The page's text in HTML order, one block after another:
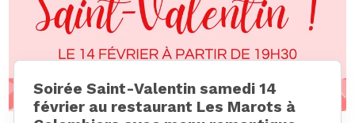
Soirée Saint-Valentin samedi 14
février au restaurant Les Marots à